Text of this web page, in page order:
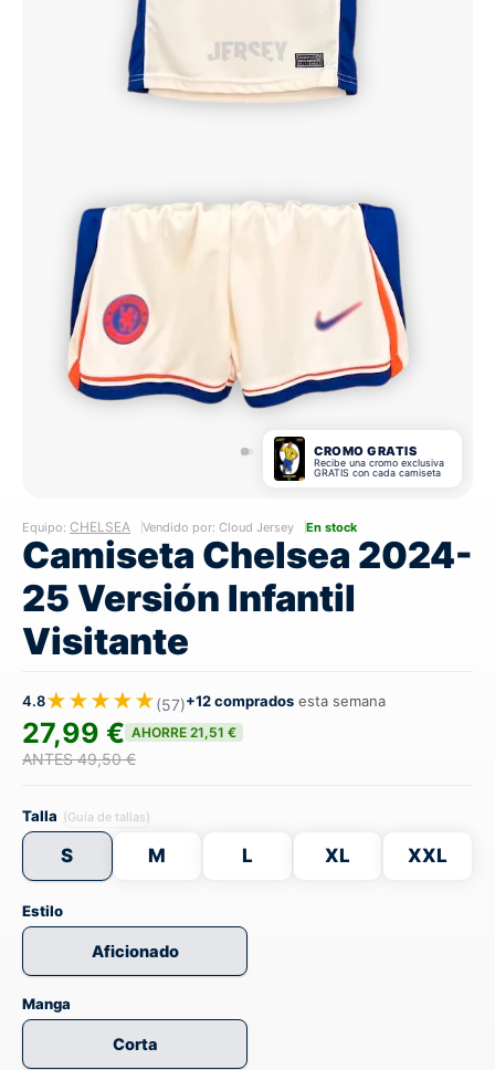
CROMO GRATIS
Recibe una cromo exclusiva
GRATIS con cada camiseta
Equipo: CHELSEA Vendido por: Cloud Jersey En stock
Camiseta Chelsea 2024-
25 Versión Infantil
Visitante
4.8★★★★★(57)+12 comprados esta semana
27,99 € AHORRE 21,51 €
ANTES 49,50 €
Talla (Guía de tallas)
S M L XL XXL
Estilo
Aficionado
Manga
Corta